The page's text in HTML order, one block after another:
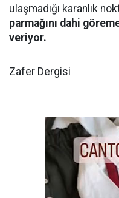
ulaşmadığı karanlık
parmağını dahi
veriyor.
Zafer Dergisi